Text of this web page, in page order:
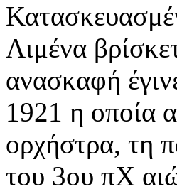
Λιμένα
ανασκαφή
1921 η οποία
ορχήστρα, τη
του 3ου πΧ